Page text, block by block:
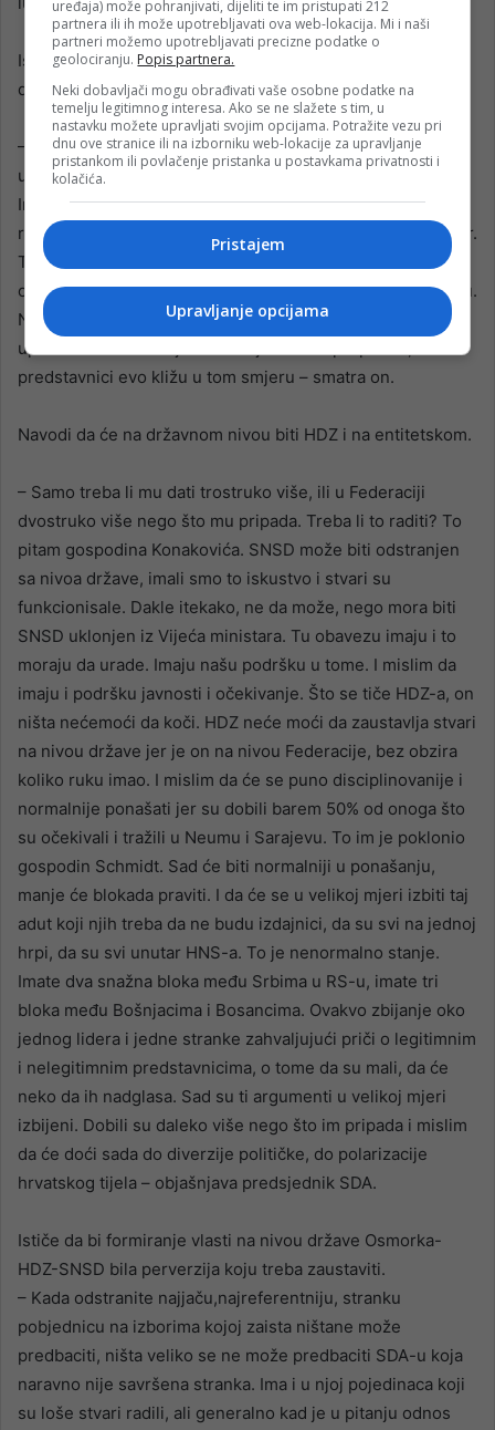
Ističe da opozicija iz RS-a može biti dio vlasti na nivou
države BiH.
– Kad prebrojite ruke, ako imate ova dva u srpskom Klubu
u Domu naroda državnom, tad imate prolaznost.
Imenovanje je samo u Predstavničkom domu. Dovoljno se
ruku ima, iskustva imamo kakva imamo, treba ući u tu stvar.
To nikakav nije rizik. To je po meni obaveza s obzirom na
ono što je Dodik radio i čime je prijetio u prošlom mandatu.
Ne smije mu se potpuno prepustiti. Jučer Vukan
upozorava nas Bošnjake nemojte mu se prepustiti, a naši
predstavnici evo kližu u tom smjeru – smatra on.
Navodi da će na državnom nivou biti HDZ i na entitetskom.
– Samo treba li mu dati trostruko više, ili u Federaciji
dvostruko više nego što mu pripada. Treba li to raditi? To
pitam gospodina Konakovića. SNSD može biti odstranjen
sa nivoa države, imali smo to iskustvo i stvari su
funkcionisale. Dakle itekako, ne da može, nego mora biti
SNSD uklonjen iz Vijeća ministara. Tu obavezu imaju i to
moraju da urade. Imaju našu podršku u tome. I mislim da
imaju i podršku javnosti i očekivanje. Što se tiče HDZ-a, on
ništa nećemoći da koči. HDZ neće moći da zaustavlja stvari
na nivou države jer je on na nivou Federacije, bez obzira
koliko ruku imao. I mislim da će se puno disciplinovanije i
normalnije ponašati jer su dobili barem 50% od onoga što
su očekivali i tražili u Neumu i Sarajevu. To im je poklonio
gospodin Schmidt. Sad će biti normalniji u ponašanju,
manje će blokada praviti. I da će se u velikoj mjeri izbiti taj
adut koji njih treba da ne budu izdajnici, da su svi na jednoj
hrpi, da su svi unutar HNS-a. To je nenormalno stanje.
Imate dva snažna bloka među Srbima u RS-u, imate tri
bloka među Bošnjacima i Bosancima. Ovakvo zbijanje oko
jednog lidera i jedne stranke zahvaljujući priči o legitimnim
i nelegitimnim predstavnicima, o tome da su mali, da će
neko da ih nadglasa. Sad su ti argumenti u velikoj mjeri
izbijeni. Dobili su daleko više nego što im pripada i mislim
da će doći sada do diverzije političke, do polarizacije
hrvatskog tijela – objašnjava predsjednik SDA.
Ističe da bi formiranje vlasti na nivou države Osmorka-
HDZ-SNSD bila perverzija koju treba zaustaviti.
– Kada odstranite najjaču,najreferentniju, stranku
pobjednicu na izborima kojoj zaista ništane može
predbaciti, ništa veliko se ne može predbaciti SDA-u koja
naravno nije savršena stranka. Ima i u njoj pojedinaca koji
su loše stvari radili, ali generalno kad je u pitanju odnos
uređaja) može pohranjivati, dijeliti te im pristupati 212
partnera ili ih može upotrebljavati ova web-lokacija. Mi i naši
partneri možemo upotrebljavati precizne podatke o
geolociranju. Popis partnera.
Neki dobavljači mogu obrađivati vaše osobne podatke na
temelju legitimnog interesa. Ako se ne slažete s tim, u
nastavku možete upravljati svojim opcijama. Potražite vezu pri
dnu ove stranice ili na izborniku web-lokacije za upravljanje
pristankom ili povlačenje pristanka u postavkama privatnosti i
kolačića.
Pristajem
Upravljanje opcijama